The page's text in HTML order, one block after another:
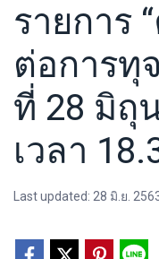
รายการ
ต่อการทุ
ที่ 28 มิถุ
เวลา
Last updated: 28 มิ.ย.